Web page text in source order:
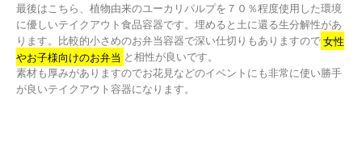
最後はこちら、植物由来のユーカリパルプを７０％程度使用した環境
に優しいテイクアウト食品容器です。埋めると土に還る生分解性があ
ります。比較的小さめのお弁当容器で深い仕切りもありますので女性
やお子様向けのお弁当 と相性が良いです。
素材も厚みがありますのでお花見などのイベントにも非常に使い勝手
が良いテイクアウト容器になります。